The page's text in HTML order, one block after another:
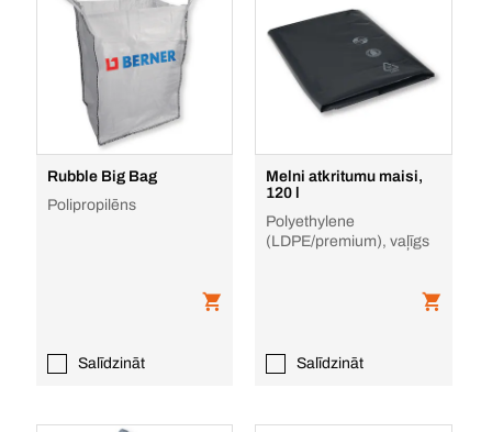
Rubble Big Bag
Polipropilēns
Salīdzināt
Melni atkritumu maisi,
120 l
Polyethylene
(LDPE/premium), vaļīgs
Salīdzināt